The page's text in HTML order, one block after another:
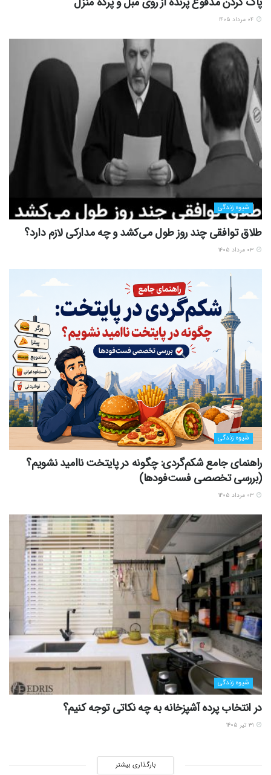
شیوه زندگی
طلاق توافقی چند روز طول می‌کشد و چه مدارکی لازم دارد؟
شیوه زندگی
راهنمای جامع شکم‌گردی: چگونه در پایتخت ناامید نشویم؟
(بررسی تخصصی فست‌فودها)
شیوه زندگی
در انتخاب پرده آشپزخانه به چه نکاتی توجه کنیم؟
بارگذاری بیشتر